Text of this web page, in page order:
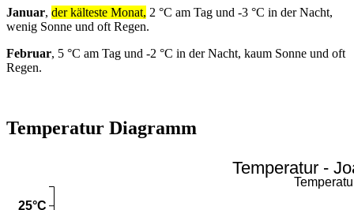
Januar, der kälteste Monat, 2 °C am Tag und -3 °C in der Nacht,
wenig Sonne und oft Regen.
Februar, 5 °C am Tag und -2 °C in der Nacht, kaum Sonne und oft
Regen.
Temperatur Diagramm